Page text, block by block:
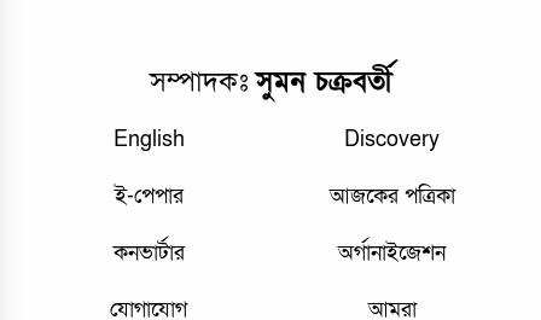
সম্পাদকঃসুমন চক্রবর্তী
English Discovery
ই-পেপার আজকের পত্রিকা
কনভার্টার অর্গানাইজেশন
যোগাযোগ আমরা